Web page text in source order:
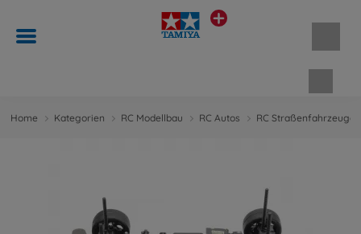
Home Kategorien RC Modellbau RC Autos RC Straßenfahrzeuge